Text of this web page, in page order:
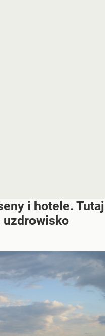
i hotele. Tutaj
uzdrowisko